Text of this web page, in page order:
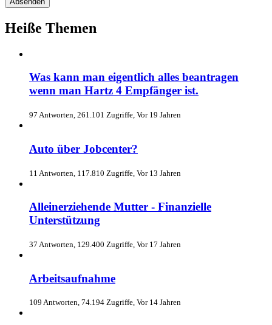
Heiße Themen
Was kann man eigentlich alles beantragen
wenn man Hartz 4 Empfänger ist.
97 Antworten, 261.101 Zugriffe, Vor 19 Jahren
Auto über Jobcenter?
11 Antworten, 117.810 Zugriffe, Vor 13 Jahren
Alleinerziehende Mutter - Finanzielle
Unterstützung
37 Antworten, 129.400 Zugriffe, Vor 17 Jahren
Arbeitsaufnahme
109 Antworten, 74.194 Zugriffe, Vor 14 Jahren